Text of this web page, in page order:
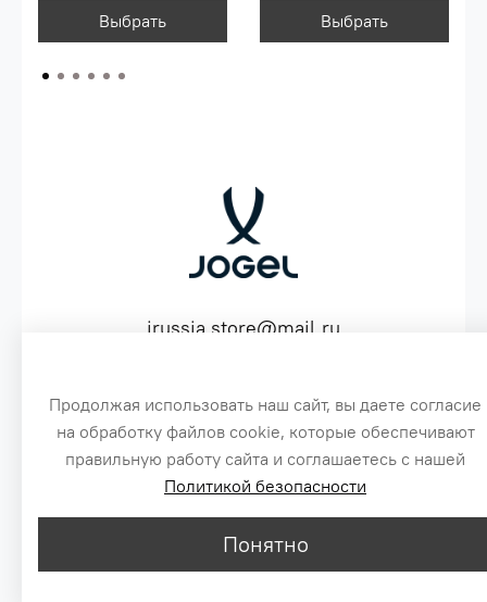
Выбрать Выбрать
jrussia.store@mail.ru
Сайт создан специально по заказу, для оптовых продаж бренда Jogel
© 2016-2026
Продолжая использовать наш сайт, вы даете согласие
на обработку файлов cookie, которые обеспечивают
правильную работу сайта и соглашаетесь с нашей
Политикой безопасности
Понятно
3